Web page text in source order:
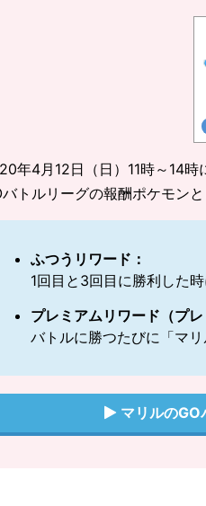
年4月12日（日）11時～14時
バトルリーグの報酬ポケモン
ふつうリワード：
1回目と3回目に勝利した
プレミアムリワード（プ
バトルに勝つたびに「マ
マリルのGO